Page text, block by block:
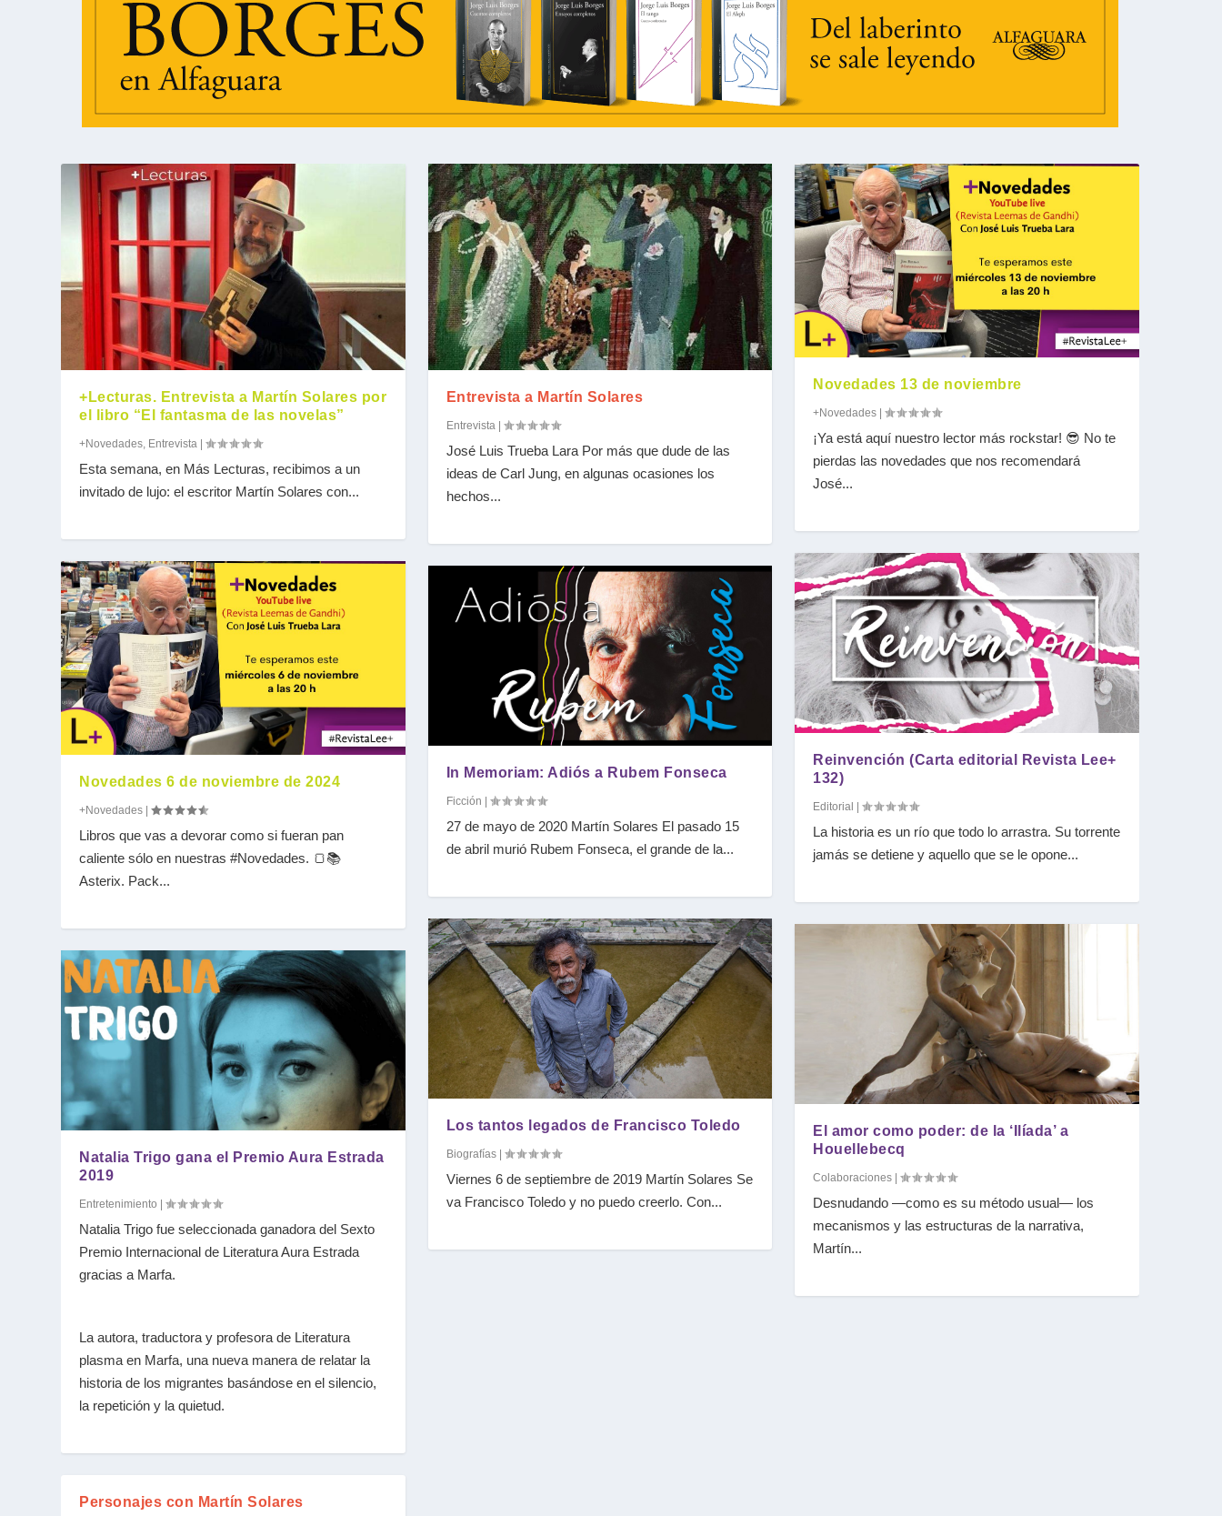
+Lecturas. Entrevista a Martín Solares por
el libro “El fantasma de las novelas”
+Novedades, Entrevista |
Esta semana, en Más Lecturas, recibimos a un
invitado de lujo: el escritor Martín Solares con...
Novedades 6 de noviembre de 2024
+Novedades |
Libros que vas a devorar como si fueran pan
caliente sólo en nuestras #Novedades. 🍞📚
Asterix. Pack...
Natalia Trigo gana el Premio Aura Estrada
2019
Entretenimiento |
Natalia Trigo fue seleccionada ganadora del Sexto
Premio Internacional de Literatura Aura Estrada
gracias a Marfa.
La autora, traductora y profesora de Literatura
plasma en Marfa, una nueva manera de relatar la
historia de los migrantes basándose en el silencio,
la repetición y la quietud.
Personajes con Martín Solares
Entrevista a Martín Solares
Entrevista|
José Luis Trueba Lara Por más que dude de las
ideas de Carl Jung, en algunas ocasiones los
hechos...
In Memoriam: Adiós a Rubem Fonseca
Ficción
27 de mayo de 2020 Martín Solares El pasado 15
de abril murió Rubem Fonseca, el grande de la...
Los tantos legados de Francisco Toledo
Biografías|
Viernes 6 de septiembre de 2019 Martín Solares Se
va Francisco Toledo y no puedo creerlo. Con...
Novedades 13 de noviembre
+Novedades |
¡Ya está aquí nuestro lector más rockstar! 😎 No te
pierdas las novedades que nos recomendará
José...
Reinvención (Carta editorial Revista Lee+
132)
Editorial |
La historia es un río que todo lo arrastra. Su torrente
jamás se detiene y aquello que se le opone...
El amor como poder: de la ‘Ilíada’ a
Houellebecq
Colaboraciones |
Desnudando —como es su método usual— los
mecanismos y las estructuras de la narrativa,
Martín...